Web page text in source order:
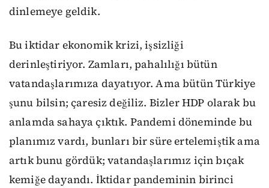
dinlemeye geldik.
Bu iktidar ekonomik krizi, işsizliği
derinleştiriyor. Zamları, pahalılığı bütün
vatandaşlarımıza dayatıyor. Ama bütün Türkiye
şunu bilsin; çaresiz değiliz. Bizler HDP olarak bu
anlamda sahaya çıktık. Pandemi döneminde bu
planımız vardı, bunları bir süre ertelemiştik ama
artık bunu gördük; vatandaşlarımız için bıçak
kemiğe dayandı. İktidar pandeminin birinci